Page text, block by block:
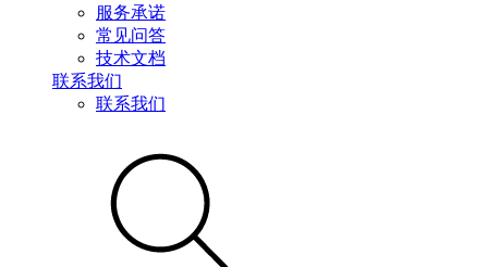
服务承诺
常见问答
技术文档
联系我们
联系我们